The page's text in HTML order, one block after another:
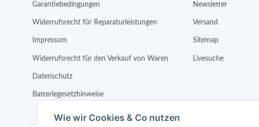
Garantiebedingungen
Widerrufsrecht für Reparaturleistungen
Impressum
Widerrufsrecht für den Verkauf von Waren
Datenschutz
Batteriegesetzhinweise
Newsletter
Versand
Sitemap
Livesuche
Wie wir Cookies & Co nutzen